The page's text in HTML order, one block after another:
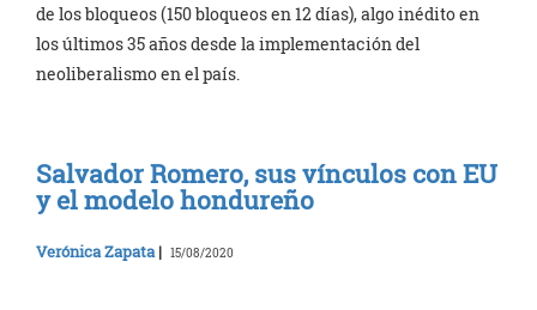
de los bloqueos (150 bloqueos en 12 días), algo inédito en
los últimos 35 años desde la implementación del
neoliberalismo en el país.
Salvador Romero, sus vínculos con EU
y el modelo hondureño
Verónica Zapata | 15/08/2020